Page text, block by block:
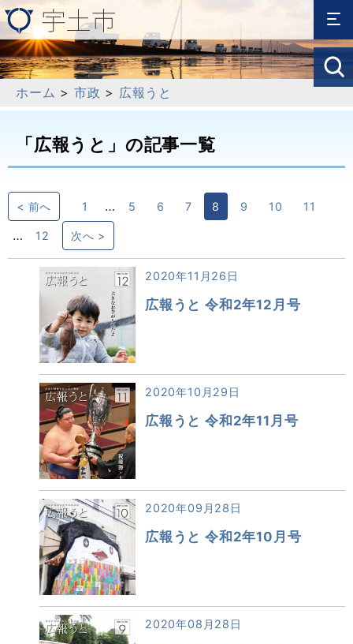
ホーム > 市政 > 広報うと
「広報うと」の記事一覧
< 前へ 1 … 5 6 7 8 9 10 11
… 12 次へ >
2020年11月26日
広報うと 令和2年12月号
2020年10月29日
広報うと 令和2年11月号
2020年09月28日
広報うと 令和2年10月号
2020年08月28日